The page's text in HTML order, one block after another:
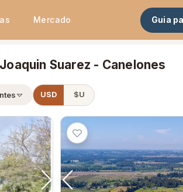
Mercado Guia
Suarez - Canelones
USD $U